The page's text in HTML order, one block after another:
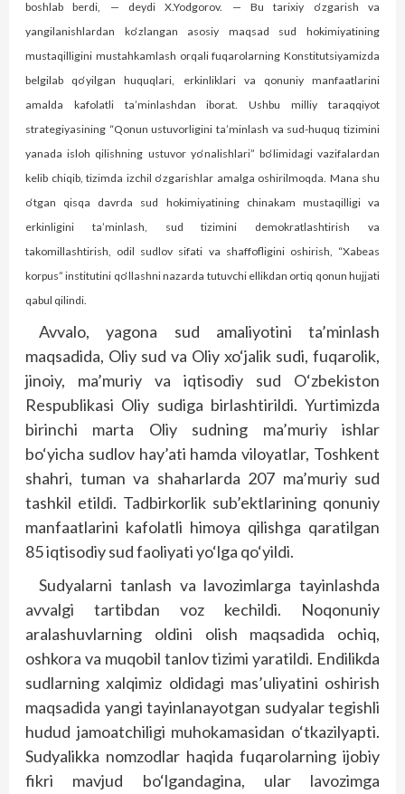
boshlab berdi, — deydi X.Yodgorov. — Bu tarixiy o‘zgarish va
yangilanishlardan ko‘zlangan asosiy maqsad sud hokimiyatining
mustaqilligini mustahkamlash orqali fuqarolarning Konstitutsiyamizda
belgilab qo‘yilgan huquqlari, erkinliklari va qonuniy manfaatlarini
amalda kafolatli ta’minlashdan iborat. Ushbu milliy taraqqiyot
strategiyasining “Qonun ustuvorligini ta’minlash va sud-huquq tizimini
yanada isloh qilishning ustuvor yo‘nalishlari” bo‘limidagi vazifalardan
kelib chiqib, tizimda izchil o‘zgarishlar amalga oshirilmoqda. Mana shu
o‘tgan qisqa davrda sud hokimiyatining chinakam mustaqilligi va
erkinligini ta’minlash, sud tizimini demokratlashtirish va
takomillashtirish, odil sudlov sifati va shaffofligini oshirish, “Xabeas
korpus” institutini qo‘llashni nazarda tutuvchi ellikdan ortiq qonun hujjati
qabul qilindi.
Avvalo, yagona sud amaliyotini ta’minlash
maqsadida, Oliy sud va Oliy xo‘jalik sudi, fuqarolik,
jinoiy, ma’muriy va iqtisodiy sud O‘zbekiston
Respublikasi Oliy sudiga birlashtirildi. Yurtimizda
birinchi marta Oliy sudning ma’muriy ishlar
bo‘yicha sudlov hay’ati hamda viloyatlar, Toshkent
shahri, tuman va shaharlarda 207 ma’muriy sud
tashkil etildi. Tadbirkorlik sub’ektlarining qonuniy
manfaatlarini kafolatli himoya qilishga qaratilgan
85 iqtisodiy sud faoliyati yo‘lga qo‘yildi.
Sudyalarni tanlash va lavozimlarga tayinlashda
avvalgi tartibdan voz kechildi. Noqonuniy
aralashuvlarning oldini olish maqsadida ochiq,
oshkora va muqobil tanlov tizimi yaratildi. Endilikda
sudlarning xalqimiz oldidagi mas’uliyatini oshirish
maqsadida yangi tayinlanayotgan sudyalar tegishli
hudud jamoatchiligi muhokamasidan o‘tkazilyapti.
Sudyalikka nomzodlar haqida fuqarolarning ijobiy
fikri mavjud bo‘lgandagina, ular lavozimga